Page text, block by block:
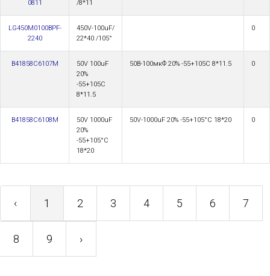
0811
/8*11
LG450M0100BPF-
2240
450V-100uF/
22*40 /105°
0
B41858C6107M
50V 100uF
20%
-55+105С
8*11.5
50В-100мкФ 20% -55+105С 8*11.5 0
B41858C6108M
50V 1000uF
20%
-55+105°С
18*20
50V-1000uF 20% -55+105°С 18*20 0
‹ 1 2 3 4 5 6 7
8 9 ›